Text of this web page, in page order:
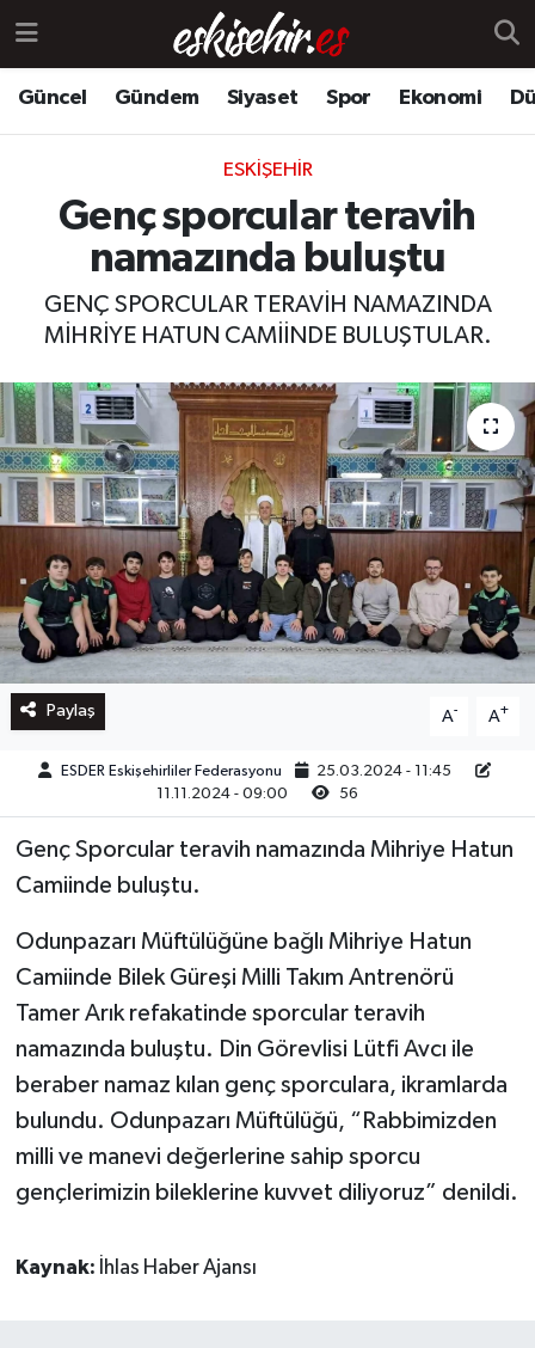
Güncel Gündem Siyaset Spor Ekonomi
ESKIŞEHIR
Genç sporcular teravih
namazında buluştu
GENÇ SPORCULAR TERAVİH NAMAZINDA
MİHRİYE HATUN CAMİİNDE BULUŞTULAR.
Paylaş A- A+
ESDER Eskişehirliler Federasyonu
25.03.2024 - 11:45
11.11.2024 - 09:00
56
Genç Sporcular teravih namazında Mihriye Hatun
Camiinde buluştu.
Odunpazarı Müftülüğüne bağlı Mihriye Hatun
Camiinde Bilek Güreşi Milli Takım Antrenörü
Tamer Arık refakatinde sporcular teravih
namazında buluştu. Din Görevlisi Lütfi Avcı ile
beraber namaz kılan genç sporculara, ikramlarda
bulundu. Odunpazarı Müftülüğü, “Rabbimizden
milli ve manevi değerlerine sahip sporcu
gençlerimizin bileklerine kuvvet diliyoruz” denildi.
Kaynak: İhlas Haber Ajansı